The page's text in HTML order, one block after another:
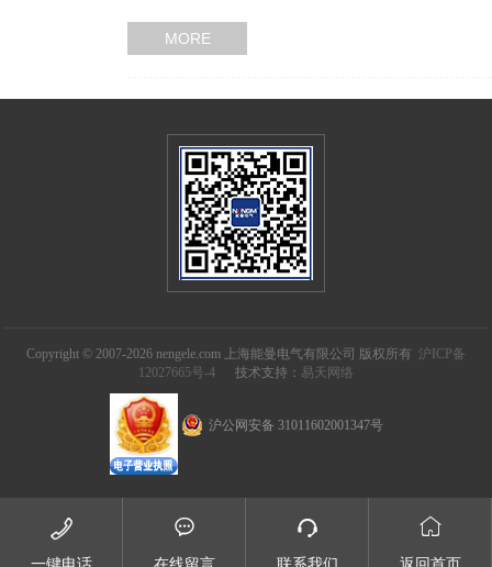
MORE
Copyright © 2007-2026 nengele.com 上海能曼电气有限公司 版权所有 沪ICP备
12027665号-4 技术支持： 易天网络
沪公网安备 31011602001347号
   